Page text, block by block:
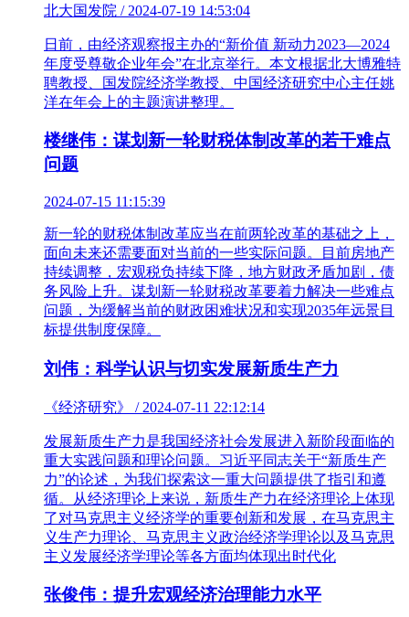
北大国发院 / 2024-07-19 14:53:04
日前，由经济观察报主办的“新价值 新动力2023—2024
年度受尊敬企业年会”在北京举行。本文根据北大博雅特
聘教授、国发院经济学教授、中国经济研究中心主任姚
洋在年会上的主题演讲整理。
楼继伟：谋划新一轮财税体制改革的若干难点
问题
2024-07-15 11:15:39
新一轮的财税体制改革应当在前两轮改革的基础之上，
面向未来还需要面对当前的一些实际问题。目前房地产
持续调整，宏观税负持续下降，地方财政矛盾加剧，债
务风险上升。谋划新一轮财税改革要着力解决一些难点
问题，为缓解当前的财政困难状况和实现2035年远景目
标提供制度保障。
刘伟：科学认识与切实发展新质生产力
《经济研究》 / 2024-07-11 22:12:14
发展新质生产力是我国经济社会发展进入新阶段面临的
重大实践问题和理论问题。习近平同志关于“新质生产
力”的论述，为我们探索这一重大问题提供了指引和遵
循。从经济理论上来说，新质生产力在经济理论上体现
了对马克思主义经济学的重要创新和发展，在马克思主
义生产力理论、马克思主义政治经济学理论以及马克思
主义发展经济学理论等各方面均体现出时代化
张俊伟：提升宏观经济治理能力水平